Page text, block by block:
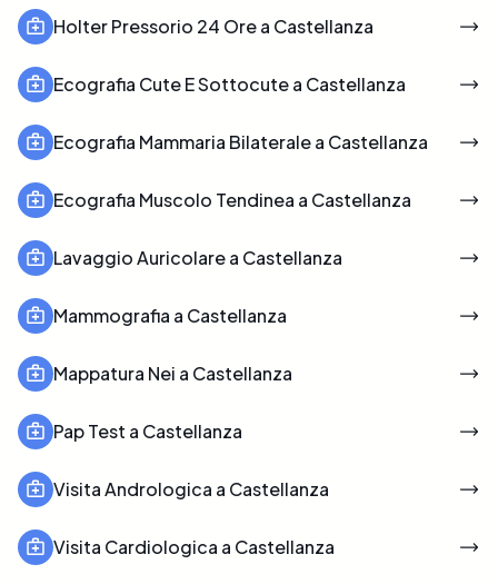
Holter Pressorio 24 Ore a Castellanza
Ecografia Cute E Sottocute a Castellanza
Ecografia Mammaria Bilaterale a Castellanza
Ecografia Muscolo Tendinea a Castellanza
Lavaggio Auricolare a Castellanza
Mammografia a Castellanza
Mappatura Nei a Castellanza
Pap Test a Castellanza
Visita Andrologica a Castellanza
Visita Cardiologica a Castellanza